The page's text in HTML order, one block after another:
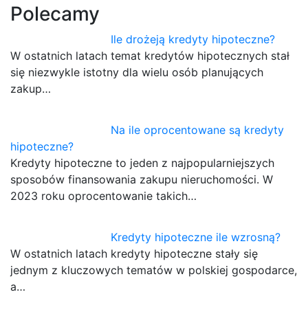
Polecamy
Ile drożeją kredyty hipoteczne?
W ostatnich latach temat kredytów hipotecznych stał
się niezwykle istotny dla wielu osób planujących
zakup…
Na ile oprocentowane są kredyty
hipoteczne?
Kredyty hipoteczne to jeden z najpopularniejszych
sposobów finansowania zakupu nieruchomości. W
2023 roku oprocentowanie takich…
Kredyty hipoteczne ile wzrosną?
W ostatnich latach kredyty hipoteczne stały się
jednym z kluczowych tematów w polskiej gospodarce,
a…